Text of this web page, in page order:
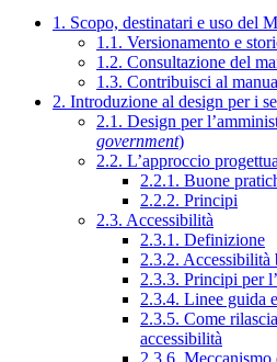
1. Scopo, destinatari e uso del
1.1. Versionamento e
1.2. Consultazione del
1.3. Contribuisci al
2. Introduzione al design per i
2.1. Design per
government)
2.2. L’approccio
2.2.1. Buone
2.2.2. Principi
2.3. Accessibilità
2.3.1. Definizione
2.3.2. Accessibilità
2.3.3. Principi per
2.3.4. Linee guida
2.3.5. Come
accessibilità
2.3.6. Meccanismo